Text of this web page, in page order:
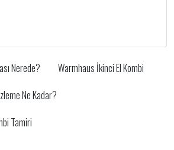
Nerede?
Warmhaus İkinci El Kombi
Ne Kadar?
Tamiri